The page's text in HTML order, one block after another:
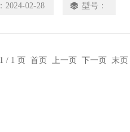
2024-02-28 型号：
1 / 1 页 首页 上一页 下一页 末